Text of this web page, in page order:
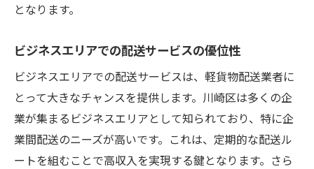
となります。
ビジネスエリアでの配送サービスの優位性
ビジネスエリアでの配送サービスは、軽貨物配送業者に
とって大きなチャンスを提供します。川崎区は多くの企
業が集まるビジネスエリアとして知られており、特に企
業間配送のニーズが高いです。これは、定期的な配送ル
ートを組むことで高収入を実現する鍵となります。さら